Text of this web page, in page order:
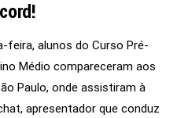
feira, alunos do Curso Pré-
Médio compareceram aos
Paulo, onde assistiram à
apresentador que conduz